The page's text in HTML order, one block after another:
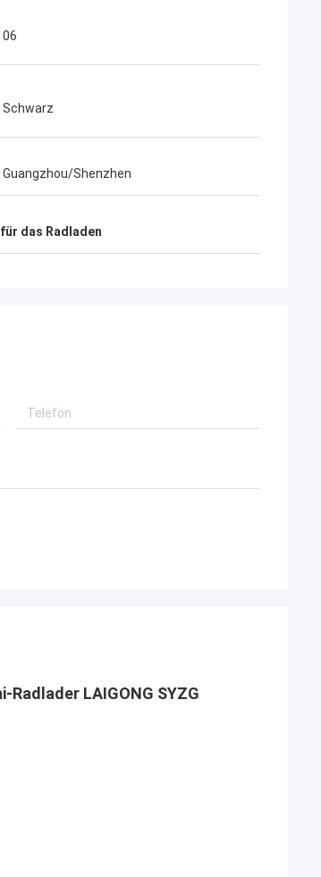
06
Schwarz
Guangzhou/Shenzhen
das Radladen
LAIGONG SYZG